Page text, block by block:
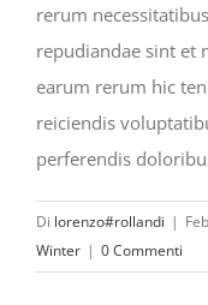
rerum
repudiandae sint et
earum rerum hic
reiciendis
perferendis
Di lorenzo#rollandi |
Winter | 0 Commenti